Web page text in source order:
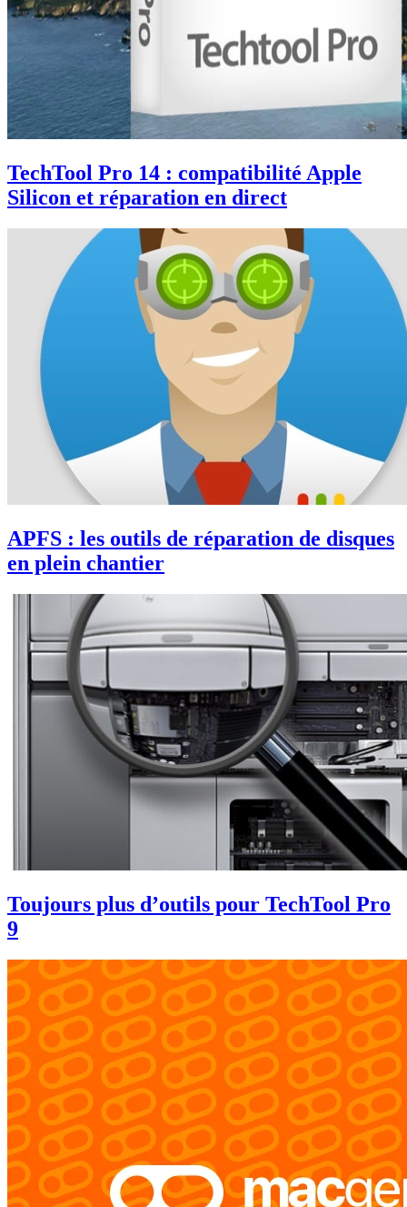
TechTool Pro 14 : compatibilité Apple
Silicon et réparation en direct
APFS : les outils de réparation de disques
en plein chantier
Toujours plus d’outils pour TechTool Pro
9